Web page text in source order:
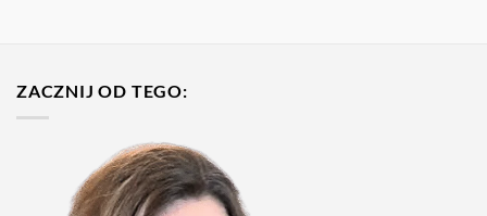
ZACZNIJ OD TEGO: